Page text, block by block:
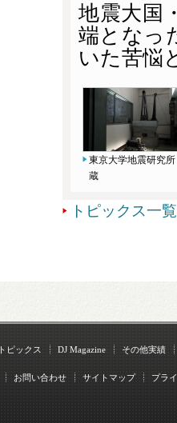
地震大国
端となっ
いた苦悩
東京大学地震研究所
蔵
トピックス一
トピックス DJ Magazine その他実績
お問い合わせ サイトマップ プラ